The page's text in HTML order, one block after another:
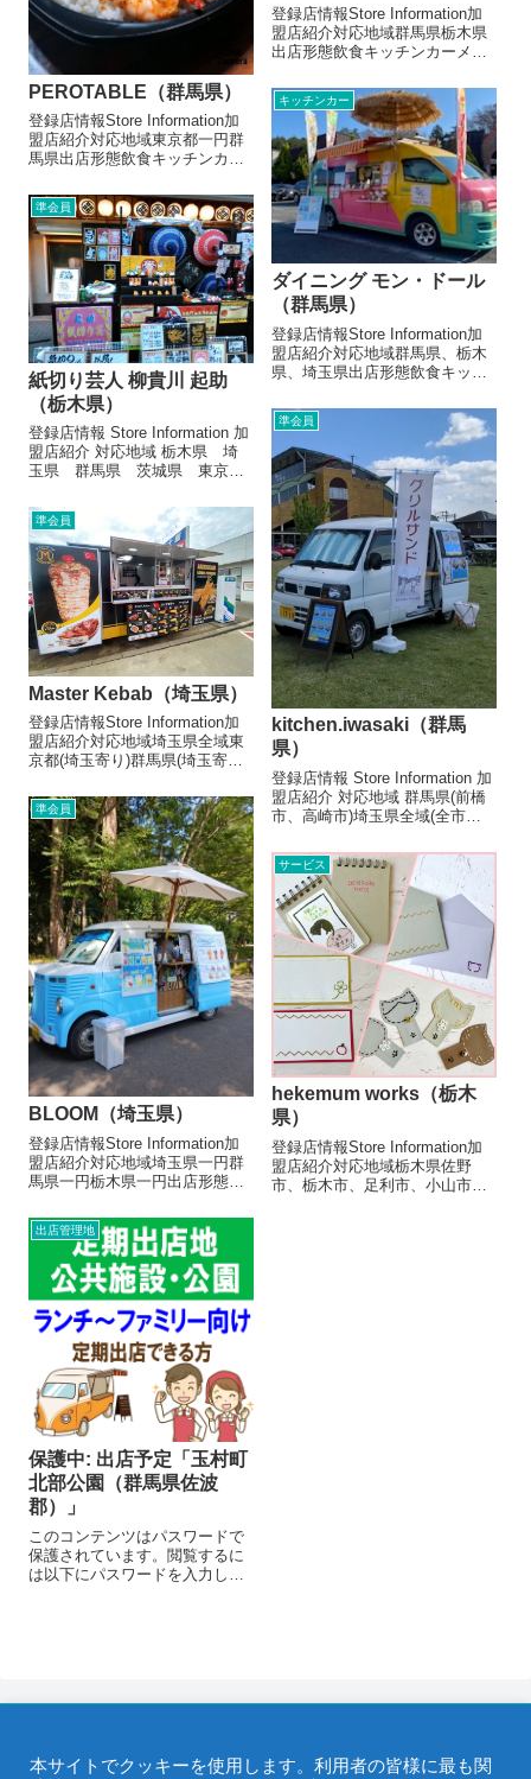
PEROTABLE（群馬県）
登録店情報Store Information加
盟店紹介対応地域東京都一円群
馬県出店形態飲食キッチンカー
650円タコライス650円お店より
この店舗へのお問い合わせおす
すめのお店がたくさんあります
登録店情報Store Information加
盟店紹介対応地域群馬県栃木県
出店形態飲食キッチンカーメニ
円、ケバブラップ700円チーズ
ハットグ600円、ポテトレーラ
700円ロングポテト600円（30セ
ンチくらい...
キッチンカー
ダイニング モン・ドール
（群馬県）
登録店情報Store Information加
盟店紹介対応地域群馬県、栃木
県、埼玉県出店形態飲食キッチ
メニュー/販売・取扱品目（参考
数値です）ロコモコ800円、ビ
ーフストロガノフ1000円、チー
ズバーガー8...
準会員
紙切り芸人 柳貴川 起助
（栃木県）
登録店情報 Store Information 加
盟店紹介 対応地域 栃木県 埼
玉県 群馬県 茨城県 東京
ス、物販テント メニュー/販
売・取扱品目（参考数値です）
紙切り芸紙切りアートクラフト
アート大道芸パフォー...
準会員
kitchen.iwasaki（群馬
県）
登録店情報 Store Information 加
盟店紹介 対応地域 群馬県(前橋
市、高崎市)埼玉県全域(全市町
ュー/販売・取扱品目（参考数値
です） ●厚切りソーセージとチ
ーズのサンド 500円●タコスミ
ー...
準会員
Master Kebab（埼玉県）
登録店情報Store Information加
盟店紹介対応地域埼玉県全域東
京都(埼玉寄り)群馬県(埼玉寄り)
キッチンカーメニュー/販売・取
扱品目（参考数値です）ケバブ
600円～ロングポテト600円～チ
ーズドック...
準会員
BLOOM（埼玉県）
登録店情報Store Information加
盟店紹介対応地域埼玉県一円群
馬県一円栃木県一円出店形態飲
取扱品目（参考数値です）クレ
ープ 400円～600円オリジナル
スムージードリンク 400円～
500円お店より...
サービス
hekemum works（栃木
県）
登録店情報Store Information加
盟店紹介対応地域栃木県佐野
市、栃木市、足利市、小山市、
出店管理地
保護中: 出店予定「玉村町
北部公園（群馬県佐波
郡）」
このコンテンツはパスワードで
保護されています。閲覧するに
は以下にパスワードを入力して
本サイトでクッキーを使用します。利用者の皆様に最も関